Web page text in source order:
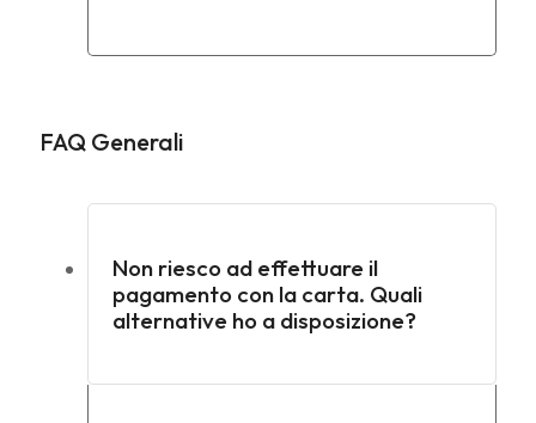
FAQ Generali
Non riesco ad effettuare il
pagamento con la carta. Quali
alternative ho a disposizione?